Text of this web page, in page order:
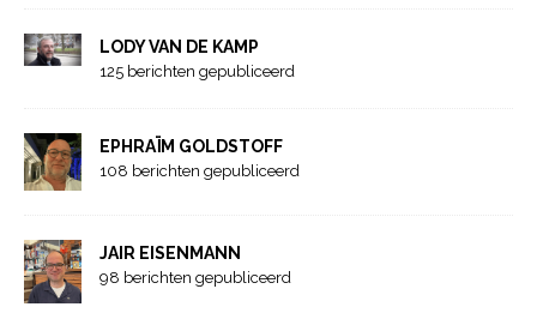
LODY VAN DE KAMP
125 berichten gepubliceerd
EPHRAÏM GOLDSTOFF
108 berichten gepubliceerd
JAIR EISENMANN
98 berichten gepubliceerd